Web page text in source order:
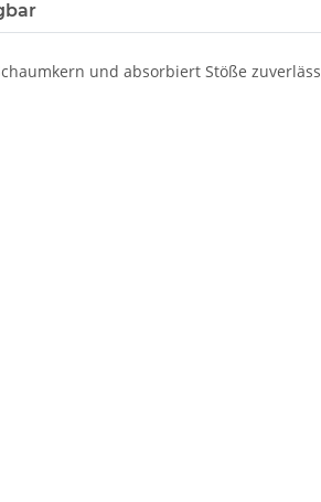
und absorbiert Stöße